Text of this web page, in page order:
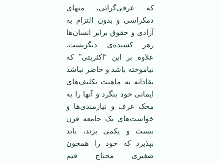
که عرفی‌گرائی، منهای
دمکراسی و بدون التزام به
آزادی و حقوق برابر انسان‌ها
زهر کشنده‌ی دیگریست.
علاوه بر این “اکثریتی”‌ که
نیاموخته باشد و حاضر نباشد
نقادانه به ماهیت تکلیف‌های
ایمانی خود بنگرد و آنها را به
محک عرف و نیازمندی‌ها و
خواست‌های یک جامعه قرن
بیست و یکمی بزند، باید
بپذیرد که خود را همچون
صغیری محتاج قیم